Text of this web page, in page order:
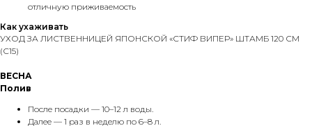
отличную приживаемость
Как ухаживать
УХОД ЗА ЛИСТВЕННИЦЕЙ ЯПОНСКОЙ «СТИФ ВИПЕР» ШТАМБ 120 СМ
(С15)
ВЕСНА
Полив
После посадки — 10–12 л воды.
Далее — 1 раз в неделю по 6–8 л.